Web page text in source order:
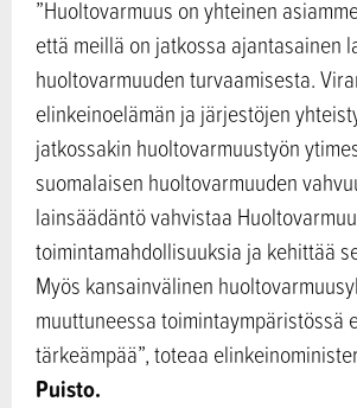
”Huoltovarmuus on yhteinen
että meillä on jatkossa ajantasainen
huoltovarmuuden turvaamisesta.
elinkeinoelämän ja järjestöjen
jatkossakin huoltovarmuustyön
suomalaisen huoltovarmuuden
lainsäädäntö vahvistaa
toimintamahdollisuuksia ja kehittää
Myös kansainvälinen
muuttuneessa toimintaympäristössä
tärkeämpää”, toteaa
Puisto.